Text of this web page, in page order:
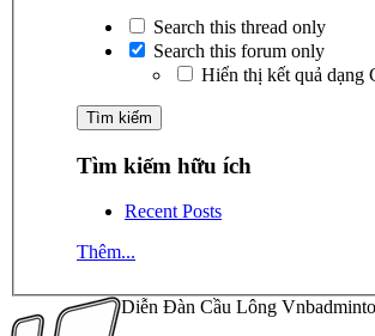
Search this thread only
Search this forum only
Hiển thị kết quả dạng
Tìm kiếm hữu ích
Recent Posts
Thêm...
Diễn Đàn Cầu Lông